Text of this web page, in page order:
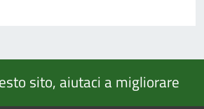
sito, aiutaci a migliorare